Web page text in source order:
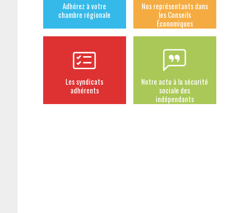
Adhérez à votre
chambre régionale
Nos représentants dans
les Conseils
Économiques
Les syndicats
adhérents
Notre actu à la sécurité
sociale des
indépendants